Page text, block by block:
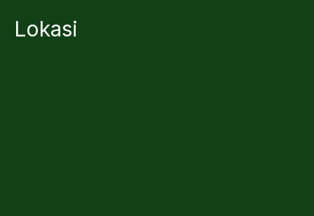
Lokasi